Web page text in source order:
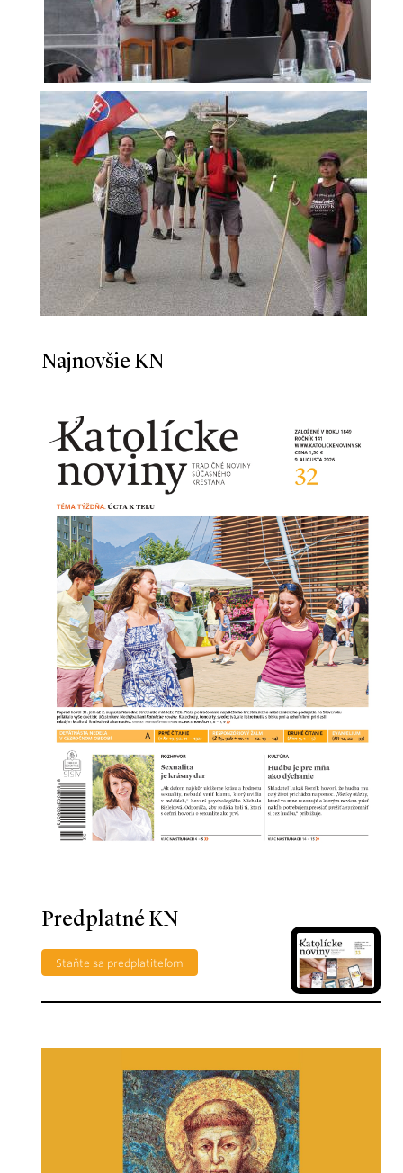
Najnovšie KN
Predplatné KN
Staňte sa predplatiteľom